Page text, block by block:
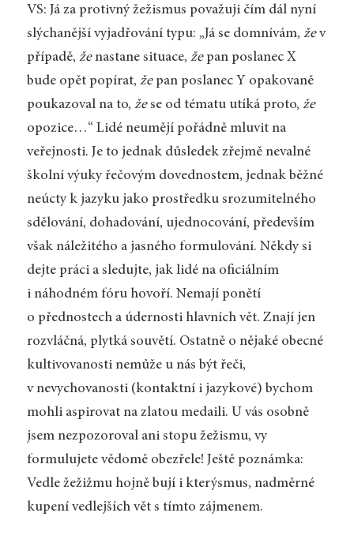
VS: Já za protivný žežismus považuji čím dál nyní
slýchanější vyjadřování typu: „Já se domnívám, žev
případě, ženastane situace, že pan poslanec X
bude opět popírat, že pan poslanec Y opakovaně
poukazoval na to, žese od tématu utíká proto, že
opozice…“ Lidé neumějí pořádně mluvit na
veřejnosti. Je to jednak důsledek zřejmě nevalné
školní výuky řečovým dovednostem, jednak běžné
neúcty k jazyku jako prostředku srozumitelného
sdělování, dohadování, ujednocování, především
však náležitého a jasného formulování. Někdy si
dejte práci a sledujte, jak lidé na oficiálním
i náhodném fóru hovoří. Nemají ponětí
o přednostech a údernosti hlavních vět. Znají jen
rozvláčná, plytká souvětí. Ostatně o nějaké obecné
kultivovanosti nemůže u nás být řeči,
v nevychovanosti (kontaktní i jazykové) bychom
mohli aspirovat na zlatou medaili. U vás osobně
jsem nezpozoroval ani stopu žežismu, vy
formulujete vědomě obezřele! Ještě poznámka:
Vedle žežižmu hojně bují i kterýsmus, nadměrné
kupení vedlejších vět s tímto zájmenem.